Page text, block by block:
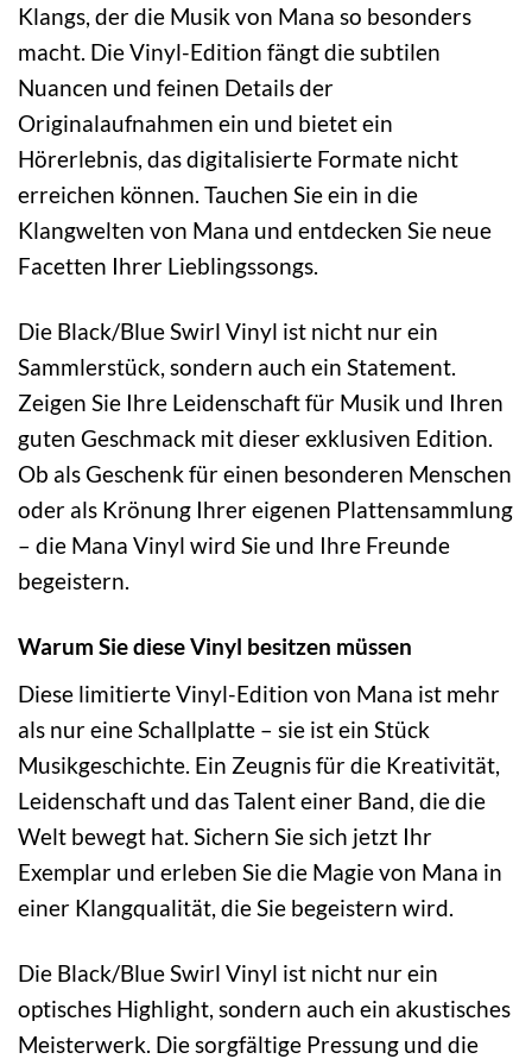
Klangs, der die Musik von Mana so besonders
macht. Die Vinyl-Edition fängt die subtilen
Nuancen und feinen Details der
Originalaufnahmen ein und bietet ein
Hörerlebnis, das digitalisierte Formate nicht
erreichen können. Tauchen Sie ein in die
Klangwelten von Mana und entdecken Sie neue
Facetten Ihrer Lieblingssongs.
Die Black/Blue Swirl Vinyl ist nicht nur ein
Sammlerstück, sondern auch ein Statement.
Zeigen Sie Ihre Leidenschaft für Musik und Ihren
guten Geschmack mit dieser exklusiven Edition.
Ob als Geschenk für einen besonderen Menschen
oder als Krönung Ihrer eigenen Plattensammlung
– die Mana Vinyl wird Sie und Ihre Freunde
begeistern.
Warum Sie diese Vinyl besitzen müssen
Diese limitierte Vinyl-Edition von Mana ist mehr
als nur eine Schallplatte – sie ist ein Stück
Musikgeschichte. Ein Zeugnis für die Kreativität,
Leidenschaft und das Talent einer Band, die die
Welt bewegt hat. Sichern Sie sich jetzt Ihr
Exemplar und erleben Sie die Magie von Mana in
einer Klangqualität, die Sie begeistern wird.
Die Black/Blue Swirl Vinyl ist nicht nur ein
optisches Highlight, sondern auch ein akustisches
Meisterwerk. Die sorgfältige Pressung und die